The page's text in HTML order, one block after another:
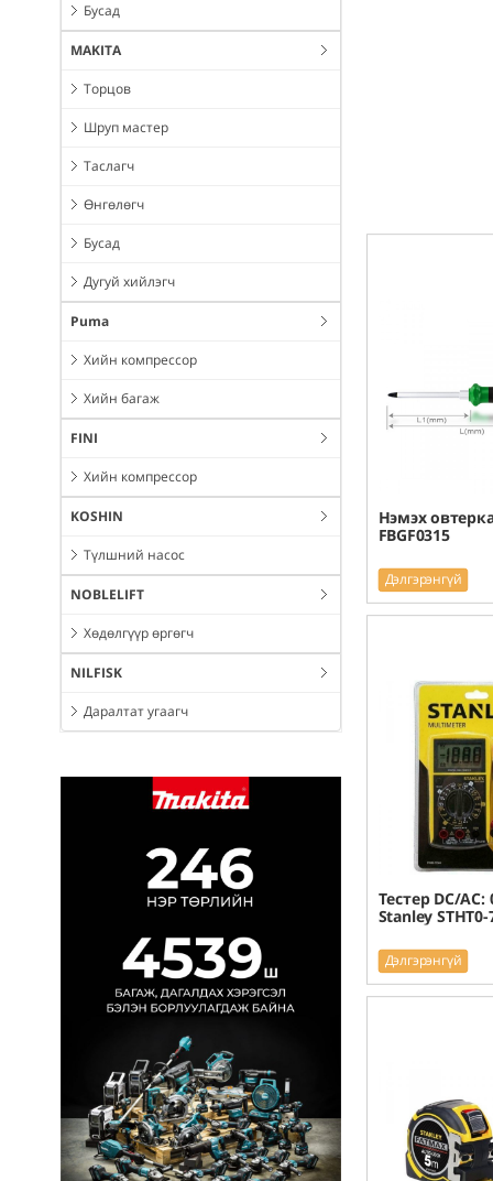
Бусад
MAKITA
Торцов
Шруп мастер
Таслагч
Өнгөлөгч
Бусад
Дугуй хийлэгч
Puma
Хийн компрессор
Хийн багаж
FINI
Хийн компрессор
KOSHIN
Түлшний насос
NOBLELIFT
Хөдөлгүүр өргөгч
NILFISK
Даралтат угаагч
Нэмэх
FBGF0315
Дэлгэрэнгүй
Тестер DC/AC:
Stanley STHT0-
Дэлгэрэнгүй